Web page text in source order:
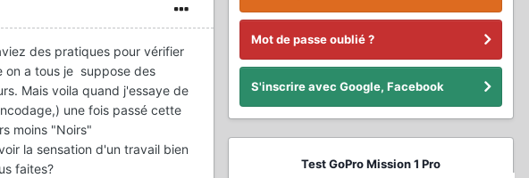
des pratiques pour vérifier
on a tous je suppose des
Mais voila quand j'essaye de
une fois passé cette
moins "Noirs"
la sensation d'un travail bien
faites?
Mot de passe oublié ?
S'inscrire avec Google, Facebook
Test GoPro Mission 1 Pro